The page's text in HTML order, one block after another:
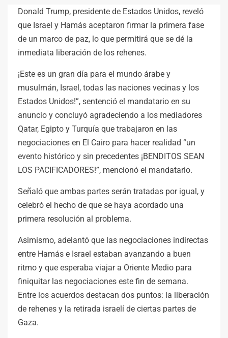
Donald Trump, presidente de Estados Unidos, reveló
que Israel y Hamás aceptaron firmar la primera fase
de un marco de paz, lo que permitirá que se dé la
inmediata liberación de los rehenes.
¡Este es un gran día para el mundo árabe y
musulmán, Israel, todas las naciones vecinas y los
Estados Unidos!”, sentenció el mandatario en su
anuncio y concluyó agradeciendo a los mediadores
Qatar, Egipto y Turquía que trabajaron en las
negociaciones en El Cairo para hacer realidad “un
evento histórico y sin precedentes ¡BENDITOS SEAN
LOS PACIFICADORES!”, mencionó el mandatario.
Señaló que ambas partes serán tratadas por igual, y
celebró el hecho de que se haya acordado una
primera resolución al problema.
Asimismo, adelantó que las negociaciones indirectas
entre Hamás e Israel estaban avanzando a buen
ritmo y que esperaba viajar a Oriente Medio para
finiquitar las negociaciones este fin de semana.
Entre los acuerdos destacan dos puntos: la liberación
de rehenes y la retirada israelí de ciertas partes de
Gaza.